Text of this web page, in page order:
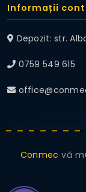
Informații
Depozit: str.
0759 549 615
Conmec vă